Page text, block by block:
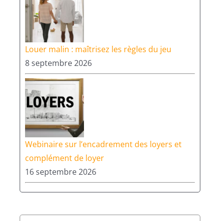
Louer malin : maîtrisez les règles du jeu
8 septembre 2026
Webinaire sur l’encadrement des loyers et
complément de loyer
16 septembre 2026